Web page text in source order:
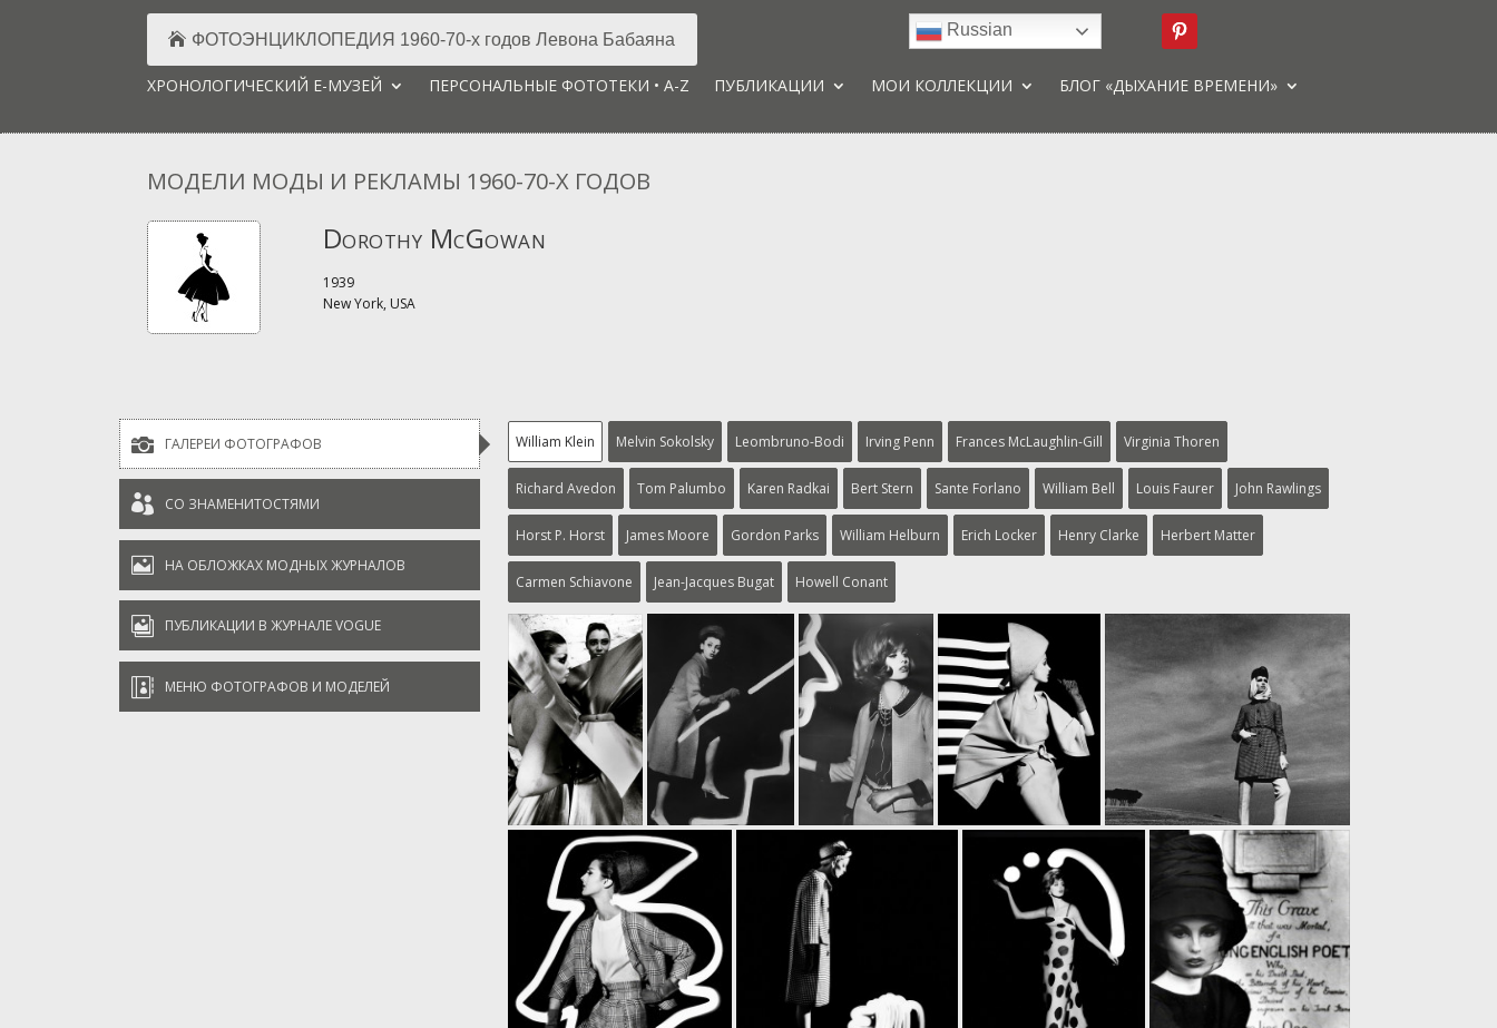
ФОТОЭНЦИКЛОПЕДИЯ 1960-70-х годов Левона Бабаяна
Russian
ХРОНОЛОГИЧЕСКИЙ Е-МУЗЕЙ ПЕРСОНАЛЬНЫЕ ФОТОТЕКИ • A-Z ПУБЛИКАЦИИ МОИ КОЛЛЕКЦИИ БЛОГ «ДЫХАНИЕ ВРЕМЕНИ»
МОДЕЛИ МОДЫ И РЕКЛАМЫ 1960-70-Х ГОДОВ
Dorothy McGowan
1939
New York, USA
 ГАЛЕРЕИ ФОТОГРАФОВ
 СО ЗНАМЕНИТОСТЯМИ
 НА ОБЛОЖКАХ МОДНЫХ ЖУРНАЛОВ
 ПУБЛИКАЦИИ В ЖУРНАЛЕ VOGUE
 МЕНЮ ФОТОГРАФОВ И МОДЕЛЕЙ
William Klein Melvin Sokolsky Leombruno-Bodi Irving Penn Frances McLaughlin-Gill Virginia Thoren
Richard Avedon Tom Palumbo Karen Radkai Bert Stern Sante Forlano William Bell Louis Faurer John Rawlings
Horst P. Horst James Moore Gordon Parks William Helburn Erich Locker Henry Clarke Herbert Matter
Carmen Schiavone Jean-Jacques Bugat Howell Conant